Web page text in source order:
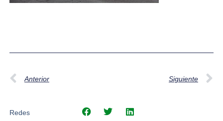
Anterior Siguiente
Redes